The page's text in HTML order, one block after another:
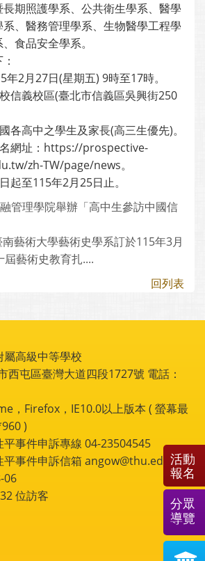
期照護學系、公共衛生學系、醫學
、醫務管理學系、生物醫學工程學
食品安全學系。
2月27日(星期五) 9時至17時。
信義校區(臺北市信義區吳興街250
各高中之學生及家長(高三生優先)。
網址：https://prospective-
zh-TW/page/news。
起至115年2月25日止。
管理學院舉辦「高中生參訪中國信
藝術大學藝術史學系訂於115年3月
藝術史教育扎....
回列表
高級中等學校
西屯區臺灣大道四段1727號 電話：
，Firefox，IE10.0以上版本 ( 螢幕最
)
事件申訴專線 04-23504545
平事件申訴信箱 angow@thu.edu.tw
06
位訪客
活動
報名
分眾
導覽